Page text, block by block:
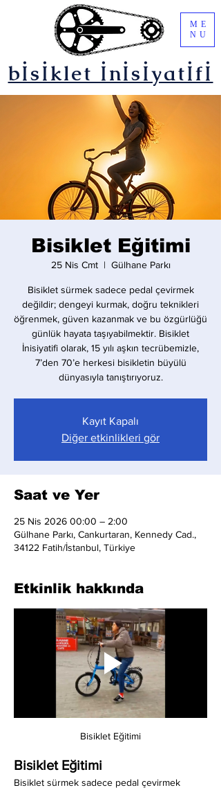
bİsİklet İnİsİyatİfİ
ME
NU
Bisiklet Eğitimi
25 Nis Cmt
  |
Gülhane Parkı
Bisiklet sürmek sadece pedal çevirmek
değildir; dengeyi kurmak, doğru teknikleri
öğrenmek, güven kazanmak ve bu özgürlüğü
günlük hayata taşıyabilmektir. Bisiklet
İnisiyatifi olarak, 15 yılı aşkın tecrübemizle,
7’den 70’e herkesi bisikletin büyülü
dünyasıyla tanıştırıyoruz.
Kayıt Kapalı
Diğer etkinlikleri gör
Saat ve Yer
25 Nis 2026 00:00 – 2:00
Gülhane Parkı, Cankurtaran, Kennedy Cad.,
34122 Fatih/İstanbul, Türkiye
Etkinlik hakkında
Bisiklet Eğitimi
Bisiklet Eğitimi
Bisiklet sürmek sadece pedal çevirmek